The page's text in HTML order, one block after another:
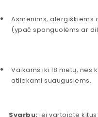
Asmenims, alergiškiems
(ypač spanguolėms ar
Vaikams iki 18 metų, nes
atliekami suaugusiems.
Svarbu: jei vartojate